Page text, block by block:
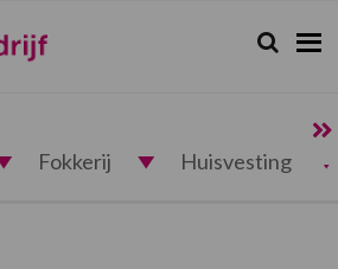
Zoeken...
Zoek
Fokkerij Huisvesting